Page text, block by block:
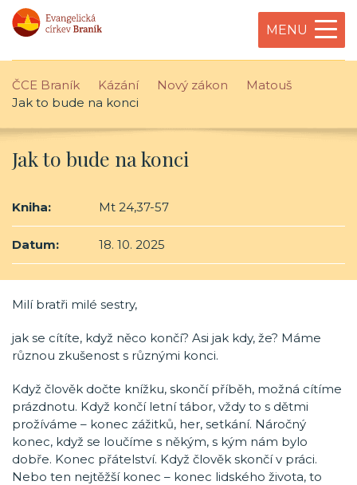
MENU
ČCE Braník Kázání Nový zákon
Matouš
Jak to bude na konci
Jak to bude na konci
Kniha: Mt 24,37-57
Datum: 18. 10. 2025
Milí bratři milé sestry,
jak se cítíte, když něco končí? Asi jak kdy, že? Máme
různou zkušenost s různými konci.
Když člověk dočte knížku, skončí příběh, možná cítíme
prázdnotu. Když končí letní tábor, vždy to s dětmi
prožíváme – konec zážitků, her, setkání. Náročný
konec, když se loučíme s někým, s kým nám bylo
dobře. Konec přátelství. Když člověk skončí v práci.
Nebo ten nejtěžší konec – konec lidského života, to